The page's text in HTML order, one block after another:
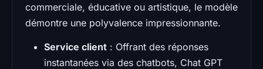
commerciale, éducative ou artistique, le modèle
démontre une polyvalence impressionnante.
Service client : Offrant des réponses
instantanées via des chatbots, Chat GPT